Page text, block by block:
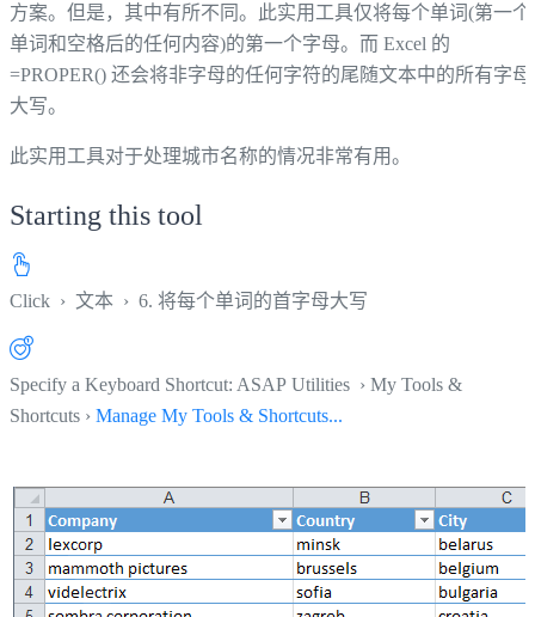
方案。但是，其中有所不同。此实用工具仅将每个单词(第一个
单词和空格后的任何内容)的第一个字母。而 Excel 的
=PROPER() 还会将非字母的任何字符的尾随文本中的所有字母
大写。
此实用工具对于处理城市名称的情况非常有用。
Starting this tool
Click › 文本 › 6. 将每个单词的首字母大写
Specify a Keyboard Shortcut: ASAP Utilities › My Tools &
Shortcuts › Manage My Tools & Shortcuts...